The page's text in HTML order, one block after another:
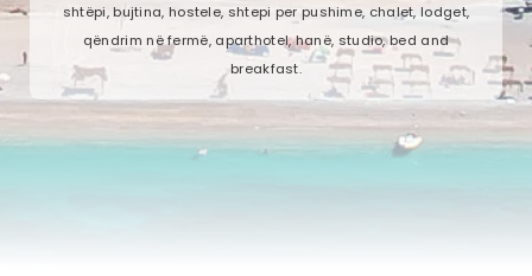
shtëpi, bujtina, hostele, shtepi per pushime, chalet, lodget,
qëndrim në fermë, aparthotel, hanë, studio, bed and
breakfast.